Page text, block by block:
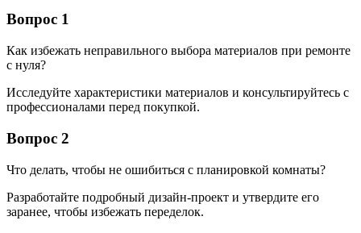
Вопрос 1
Как избежать неправильного выбора материалов при ремонте
с нуля?
Исследуйте характеристики материалов и консультируйтесь с
профессионалами перед покупкой.
Вопрос 2
Что делать, чтобы не ошибиться с планировкой комнаты?
Разработайте подробный дизайн-проект и утвердите его
заранее, чтобы избежать переделок.